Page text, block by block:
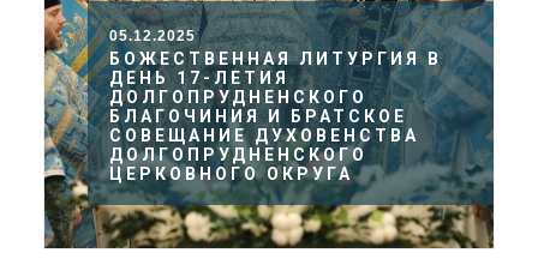
05.12.2025
БОЖЕСТВЕННАЯ ЛИТУРГИЯ В
ДЕНЬ 17-ЛЕТИЯ
ДОЛГОПРУДНЕНСКОГО
БЛАГОЧИНИЯ И БРАТСКОЕ
СОВЕЩАНИЕ ДУХОВЕНСТВА
ДОЛГОПРУДНЕНСКОГО
ЦЕРКОВНОГО ОКРУГА